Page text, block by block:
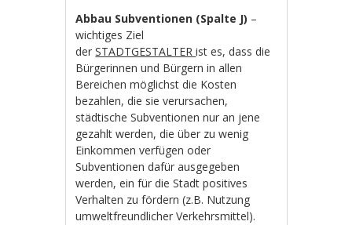
Abbau Subventionen (Spalte J) –
wichtiges Ziel
derSTADTGESTALTERist es, dass die
Bürgerinnen und Bürgern in allen
Bereichen möglichst die Kosten
bezahlen, die sie verursachen,
städtische Subventionen nur an jene
gezahlt werden, die über zu wenig
Einkommen verfügen oder
Subventionen dafür ausgegeben
werden, ein für die Stadt positives
Verhalten zu fördern (z.B. Nutzung
umweltfreundlicher Verkehrsmittel).